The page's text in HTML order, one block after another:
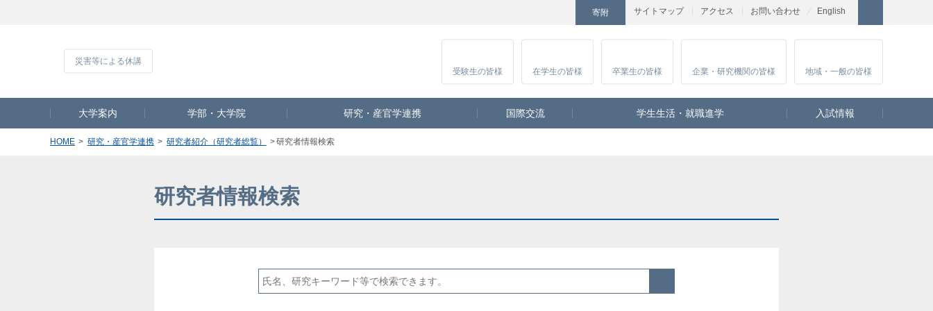
サイトマップ アクセス お問い合わせ
寄附 English
Instagram
受験生の皆様 在学生の皆様 卒業生の皆様 企業・研究機関の皆様 地域・一般の皆様
大学案内 学部・大学院 研究・産官学連携 国際交流 学生生活・就職進学 入試情報
HOME 研究・産官学連携 研究者紹介（研究者総覧） 研究者情報検索
研究者情報検索